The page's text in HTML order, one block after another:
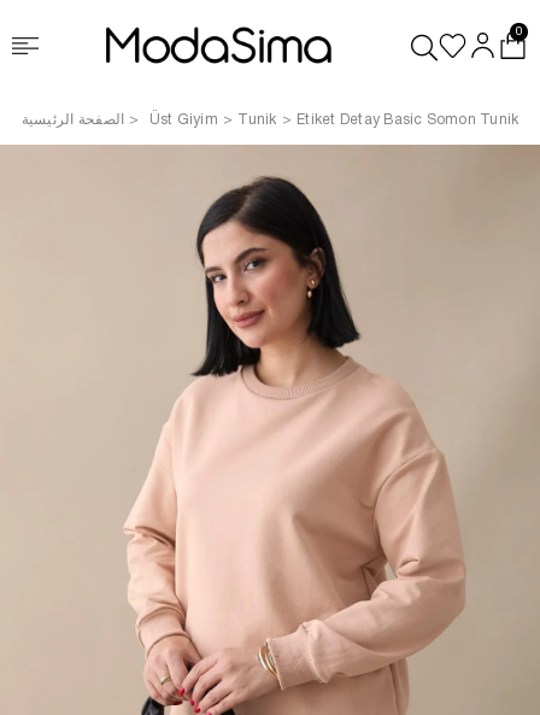
0
الصفحة الرئيسية Üst Giyim Tunik Etiket Detay Basic Somon Tunik